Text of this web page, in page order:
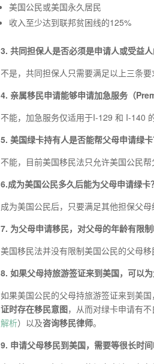
美国公民或美国永久居民
收入至少达到联邦贫困线的125%
3.共同担保人是否必须是申请人或受益人
不是，共同担保人只需要满足以上三条
4. 亲属移民申请能够申请加急服务 （P
不能，加急服务仅适用于I-129 和 I-140
5.美国绿卡持有人是否能帮父母申请绿卡
不能，目前美国移民法只允许美国公民帮
6.成为美国公民多久后能为父母申请绿卡？
成为美国公民后，只要满足其他担保父
7. 为父母申请移民，对父母的年龄有限制
美国移民法并没有限制美国公民的父母移
8.如果父母持旅游签证来到美国，可以
如果美国公民的父母持旅游签证来到美
证时存在移民意图，从而对绿卡申请有
解析）以及咨询移民律师。
9. 申请父母移民到美国，需要等很长时间